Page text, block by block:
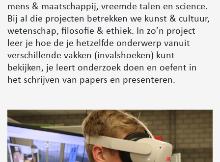
Vanaf de brugklas doe je drie projecten per jaar:
mens & maatschappij, vreemde talen en science.
Bij al die projecten betrekken we kunst & cultuur,
wetenschap, filosofie & ethiek. In zo’n project
leer je hoe de je hetzelfde onderwerp vanuit
verschillende vakken (invalshoeken) kunt
bekijken, je leert onderzoek doen en oefent in